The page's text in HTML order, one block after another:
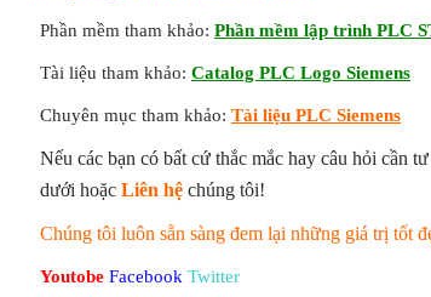
Phần mềm tham khảo: Phần mềm lập trình PLC
Tài liệu tham khảo: Catalog PLC Logo Siemens
Chuyên mục tham khảo: Tài liệu PLC Siemens
Nếu các bạn có bất cứ thắc mắc hay câu hỏi
dưới hoặc Liên hệ chúng tôi!
Chúng tôi luôn sẵn sàng đem lại những giá trị tốt
Youtobe Facebook Twitter